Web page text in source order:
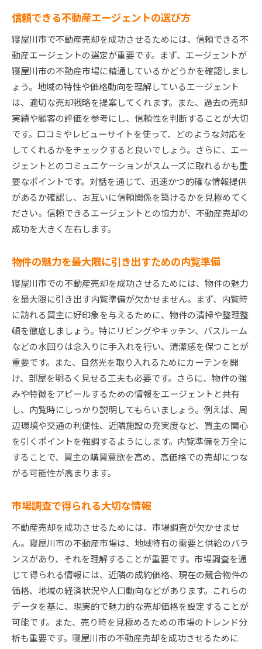
失敗を防ぐためのプロのアドバイス
売却成功のために欠かせない要素
プロの視点で見る成功への近道
不動産売却時に知っておきたい寝屋川市の重要ポイ
ント
寝屋川市の不動産規制とその影響
税金や手数料に関する基本知識
物件の法的な確認事項
売却に必要な書類と手続き
地域特有の売却時の注意点
寝屋川市不動産売却でトラブルを避けるための注意
トラブルを事前に防ぐためのリスク管理
契約時に確認すべき重要事項
トラブル事例とその対策法
法律に関する基本的な知識の習得
信頼できる仲介業者の選び方
想定外の問題への備え方
寝屋川市での不動産売却をスムーズに進めるための
具体的なステップ
売却計画の具体的なステップ
スムーズな売却のためのタイムライン
手続きの効率化を図る方法
買い手目線に立った売却準備
プロセスを最短化するためのヒント
信頼できる不動産エージェントの選び方
寝屋川市で不動産売却を成功させるためには、信頼できる不
動産エージェントの選定が重要です。まず、エージェントが
寝屋川市の不動産市場に精通しているかどうかを確認しまし
ょう。地域の特性や価格動向を理解しているエージェント
は、適切な売却戦略を提案してくれます。また、過去の売却
実績や顧客の評価を参考にし、信頼性を判断することが大切
です。口コミやレビューサイトを使って、どのような対応を
してくれるかをチェックすると良いでしょう。さらに、エー
ジェントとのコミュニケーションがスムーズに取れるかも重
要なポイントです。対話を通じて、迅速かつ的確な情報提供
があるか確認し、お互いに信頼関係を築けるかを見極めてく
ださい。信頼できるエージェントとの協力が、不動産売却の
成功を大きく左右します。
物件の魅力を最大限に引き出すための内覧準備
寝屋川市での不動産売却を成功させるためには、物件の魅力
を最大限に引き出す内覧準備が欠かせません。まず、内覧時
に訪れる買主に好印象を与えるために、物件の清掃や整理整
頓を徹底しましょう。特にリビングやキッチン、バスルーム
などの水回りは念入りに手入れを行い、清潔感を保つことが
重要です。また、自然光を取り入れるためにカーテンを開
け、部屋を明るく見せる工夫も必要です。さらに、物件の強
みや特徴をアピールするための情報をエージェントと共有
し、内覧時にしっかり説明してもらいましょう。例えば、周
辺環境や交通の利便性、近隣施設の充実度など、買主の関心
を引くポイントを強調するようにします。内覧準備を万全に
することで、買主の購買意欲を高め、高価格での売却につな
がる可能性が高まります。
市場調査で得られる大切な情報
不動産売却を成功させるためには、市場調査が欠かせませ
ん。寝屋川市の不動産市場は、地域特有の需要と供給のバラ
ンスがあり、それを理解することが重要です。市場調査を通
じて得られる情報には、近隣の成約価格、現在の競合物件の
価格、地域の経済状況や人口動向などがあります。これらの
データを基に、現実的で魅力的な売却価格を設定することが
可能です。また、売り時を見極めるための市場のトレンド分
析も重要です。寝屋川市の不動産売却を成功させるために